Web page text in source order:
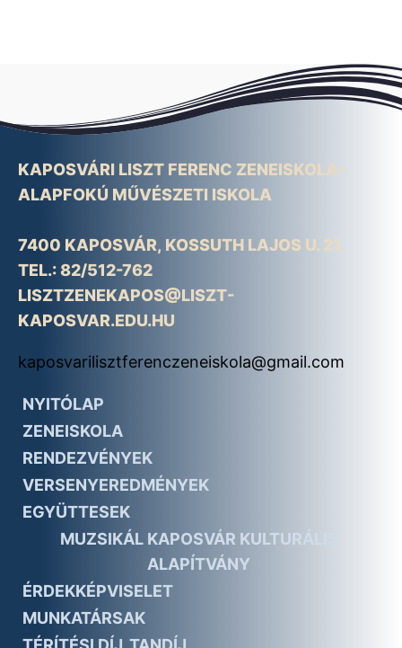
KAPOSVÁRI LISZT FERENC ZENEISKOLA-
ALAPFOKÚ MŰVÉSZETI ISKOLA
7400 KAPOSVÁR, KOSSUTH LAJOS U. 21.
TEL.: 82/512-762
LISZTZENEKAPOS@LISZT-
KAPOSVAR.EDU.HU
kaposvarilisztferenczeneiskola@gmail.com
NYITÓLAP
ZENEISKOLA
RENDEZVÉNYEK
VERSENYEREDMÉNYEK
EGYÜTTESEK
MUZSIKÁL KAPOSVÁR KULTURÁLIS
ALAPÍTVÁNY
ÉRDEKKÉPVISELET
MUNKATÁRSAK